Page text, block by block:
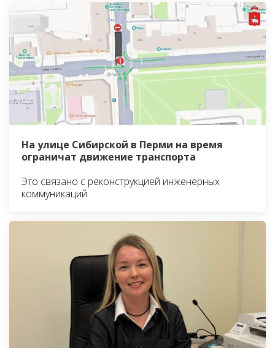
На улице Сибирской в Перми на время
ограничат движение транспорта
Это связано с реконструкцией инженерных
коммуникаций